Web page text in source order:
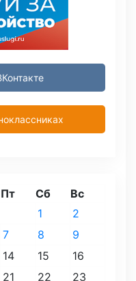
Пт Сб Вс
1
2
7 8
9
14 15
16
21 22
23